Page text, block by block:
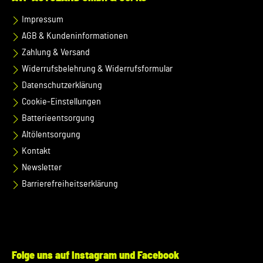
Impressum
AGB & Kundeninformationen
Zahlung & Versand
Widerrufsbelehrung & Widerrufsformular
Datenschutzerklärung
Cookie-Einstellungen
Batterieentsorgung
Altölentsorgung
Kontakt
Newsletter
Barrierefreiheitserklärung
Folge uns auf Instagram und Facebook